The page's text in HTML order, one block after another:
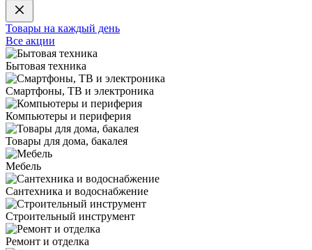
Товары на каждый день
Все акции
Бытовая техника
Смартфоны, ТВ и электроника
Компьютеры и периферия
Товары для дома, бакалея
Мебель
Сантехника и водоснабжение
Строительный инструмент
Ремонт и отделка